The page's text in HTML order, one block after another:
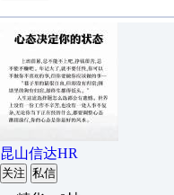
昆山信达HR
关注 私信